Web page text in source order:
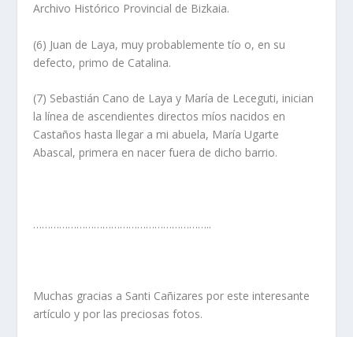
Archivo Histórico Provincial de Bizkaia.
(6) Juan de Laya, muy probablemente tí­o o, en su
defecto, primo de Catalina.
(7) Sebastián Cano de Laya y Marí­a de Leceguti, inician
la lí­nea de ascendientes directos mí­os nacidos en
Castaños hasta llegar a mi abuela, Marí­a Ugarte
Abascal, primera en nacer fuera de dicho barrio.
……………………………………………………..
Muchas gracias a Santi Cañizares por este interesante
artí­culo y por las preciosas fotos.